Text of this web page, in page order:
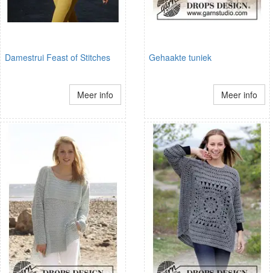
Damestrui Feast of Stitches
Meer info
Gehaakte tuniek
Meer info